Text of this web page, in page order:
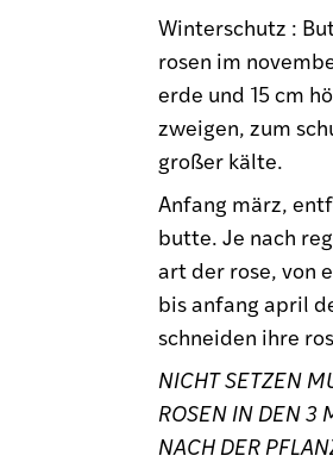
Winterschutz :
rosen im
erde und 15 cm
zweigen, zum
großer kälte.
Anfang märz,
butte. Je nach
art der rose, von
bis anfang april
schneiden ihre
NICHT SETZEN
ROSEN IN DEN 3
NACH DER